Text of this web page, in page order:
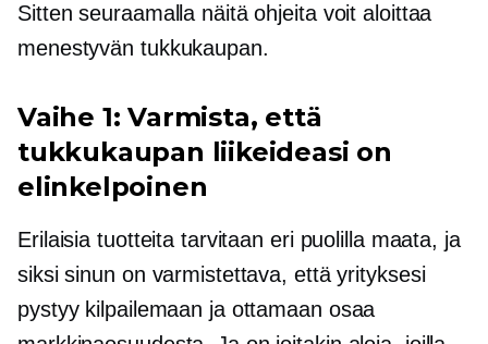
Sitten seuraamalla näitä ohjeita voit aloittaa
menestyvän tukkukaupan.
Vaihe 1: Varmista, että
tukkukaupan liikeideasi on
elinkelpoinen
Erilaisia ​​tuotteita tarvitaan eri puolilla maata, ja
siksi sinun on varmistettava, että yrityksesi
pystyy kilpailemaan ja ottamaan osaa